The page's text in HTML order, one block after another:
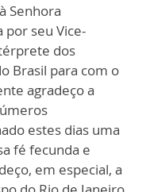
Senhora
por seu Vice-
dos
Brasil para com o
agradeço a
estes dias uma
fé fecunda e
em especial, a